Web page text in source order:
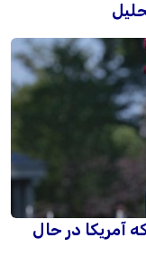
آمریکا در حال